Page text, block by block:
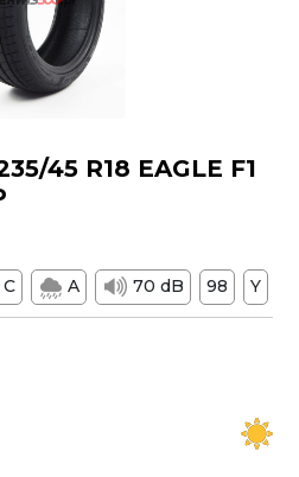
45 R18 EAGLE F1
C A 70 dB 98 Y